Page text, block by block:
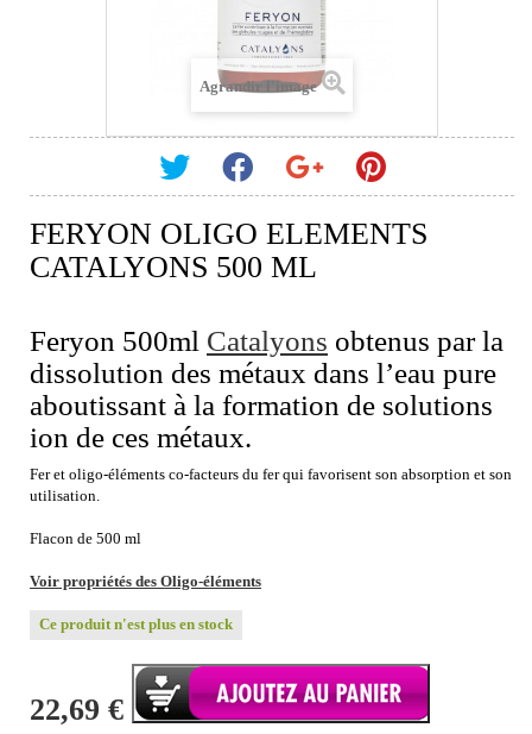
Agrandir l'image
FERYON OLIGO ELEMENTS
CATALYONS 500 ML
Feryon 500ml Catalyons obtenus par la
dissolution des métaux dans l’eau pure
aboutissant à la formation de solutions
ion de ces métaux.
Fer et oligo-éléments co-facteurs du fer qui favorisent son absorption et son
utilisation.
Flacon de 500 ml
Voir propriétés des Oligo-éléments
Ce produit n'est plus en stock
22,69 €